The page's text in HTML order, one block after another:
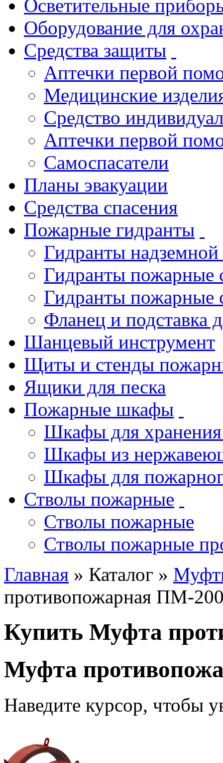
Осветительные
Оборудование для
Средства защиты
Аптечки первой
Медицинские
Средство
Аптечки первой
Самоспасатели
Планы эвакуации
Средства спасения
Пожарные гидранты
Гидранты
Гидранты пожарные
Гидранты пожарные
Фланец и подставка
Шанцевый инструмент
Щиты и стенды
Ящики для песка
Пожарные шкафы
Шкафы для хранения
Шкафы из
Шкафы для
Стволы пожарные
Стволы пожарные
Стволы пожарные
Главная » Каталог »
противопожарная ПМ-
Купить Муфта
Муфта
Наведите курсор, чтобы